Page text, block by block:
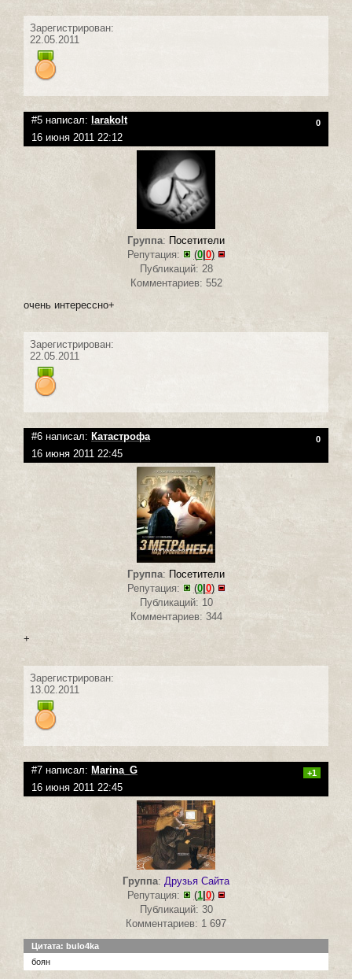
Зарегистрирован:
22.05.2011
#5 написал: larakolt 0
16 июня 2011 22:12
Группа: Посетители
Репутация:
(0| 0)
Публикаций: 28
Комментариев: 552
очень интерессно+
Зарегистрирован:
22.05.2011
#6 написал: Катастрофа 0
16 июня 2011 22:45
Группа: Посетители
Репутация:
(0| 0)
Публикаций: 10
Комментариев: 344
+
Зарегистрирован:
13.02.2011
#7 написал: Marina_G +1
16 июня 2011 22:45
Группа: Друзья Сайта
Репутация:
(1| 0)
Публикаций: 30
Комментариев: 1 697
Цитата: bulo4ka
боян